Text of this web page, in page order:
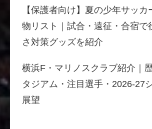
【保護者向け】夏の少年サッカ
物リスト｜試合・遠征・合宿で
さ対策グッズを紹介
横浜F・マリノスクラブ紹介｜
タジアム・注目選手・2026-27
展望